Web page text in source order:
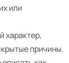
или
характер,
причины.